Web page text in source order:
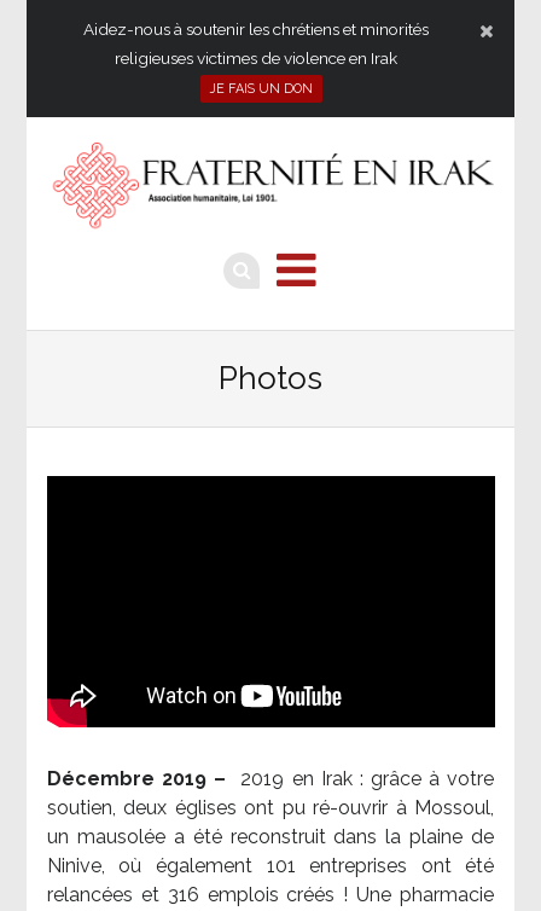
Aidez-nous à soutenir les chrétiens et minorités
religieuses victimes de violence en Irak
JE FAIS UN DON
Photos
Décembre 2019 – 2019 en Irak : grâce à votre
soutien, deux églises ont pu ré-ouvrir à Mossoul,
un mausolée a été reconstruit dans la plaine de
Ninive, où également 101 entreprises ont été
relancées et 316 emplois créés ! Une pharmacie